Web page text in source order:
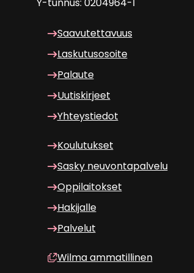
Saa­vu­tet­ta­vuus
Las­ku­tuso­soi­te
Pa­lau­te
Uu­tis­kir­jeet
Yh­teys­tie­dot
Kou­lu­tuk­set
Sasky neu­von­ta­pal­ve­lu
Op­pi­lai­tok­set
Ha­ki­jal­le
Pal­ve­lut
Wilma am­ma­til­li­nen